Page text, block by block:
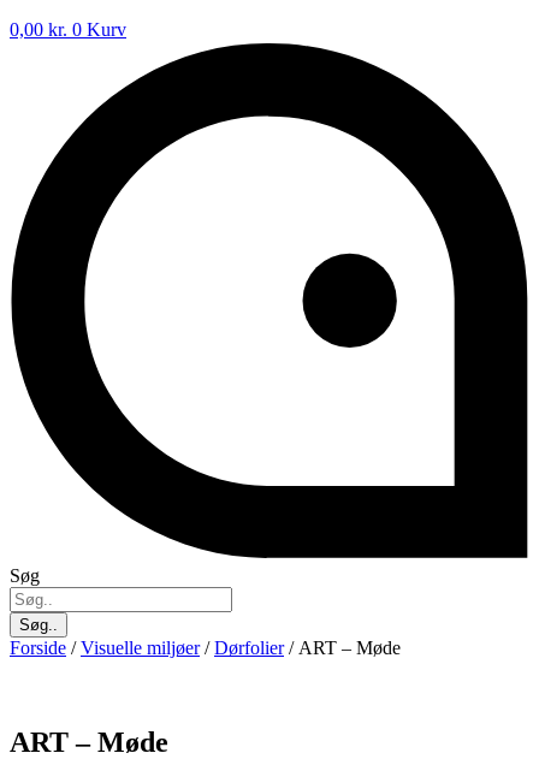
0,00 kr. 0 Kurv
Søg
Søg..
Forside /Visuelle miljøer/Dørfolier/ ART – Møde
ART – Møde